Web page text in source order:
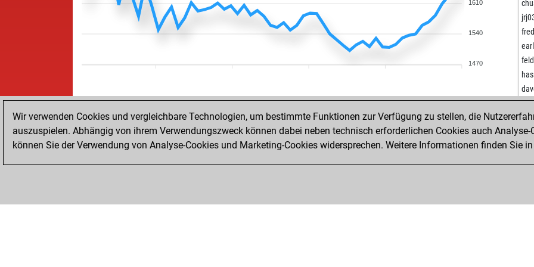
el
1610
1540
1470
STARTSEITE
Wir verwenden Cookies und vergleichbare Technologien, um bestimmte Funktionen zur Verfügung zu stellen, die
auszuspielen. Abhängig von ihrem Verwendungszweck können dabei neben technisch erforderlichen Cookies auch
können Sie der Verwendung von Analyse-Cookies und Marketing-Cookies widersprechen. Weitere Informationen finden Sie